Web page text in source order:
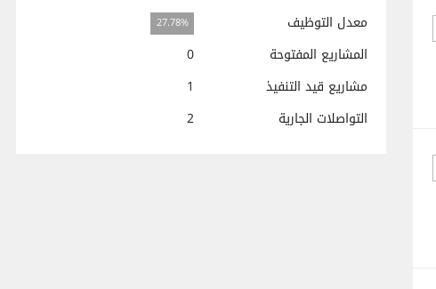
معدل التوظيف
27.78%
المشاريع المفتوحة
0
مشاريع قيد التنفيذ
1
التواصلات الجارية
2